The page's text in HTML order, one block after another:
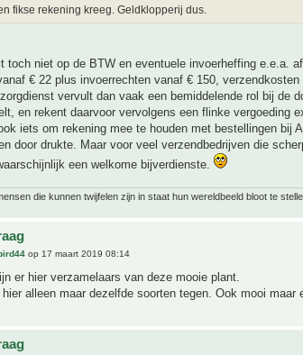
fikse rekening kreeg. Geldklopperij dus.
toch niet op de BTW en eventuele invoerheffing e.e.a.
€ 22 plus invoerrechten vanaf € 150, verzendkosten
vervult dan vaak een bemiddelende rol bij de
en rekent daarvoor vervolgens een flinke vergoeding
iets om rekening mee te houden met bestellingen bij
door drukte. Maar voor veel verzendbedrijven die
een welkome bijverdienste.
die kunnen twijfelen zijn in staat hun wereldbeeld bloot te
op 17 maart 2019 08:14
er hier verzamelaars van deze mooie plant.
hier alleen maar dezelfde soorten tegen. Ook mooi maar